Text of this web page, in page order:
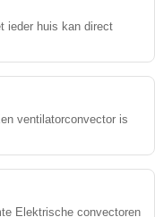
ieder huis kan direct
ventilatorconvector is
Elektrische convectoren